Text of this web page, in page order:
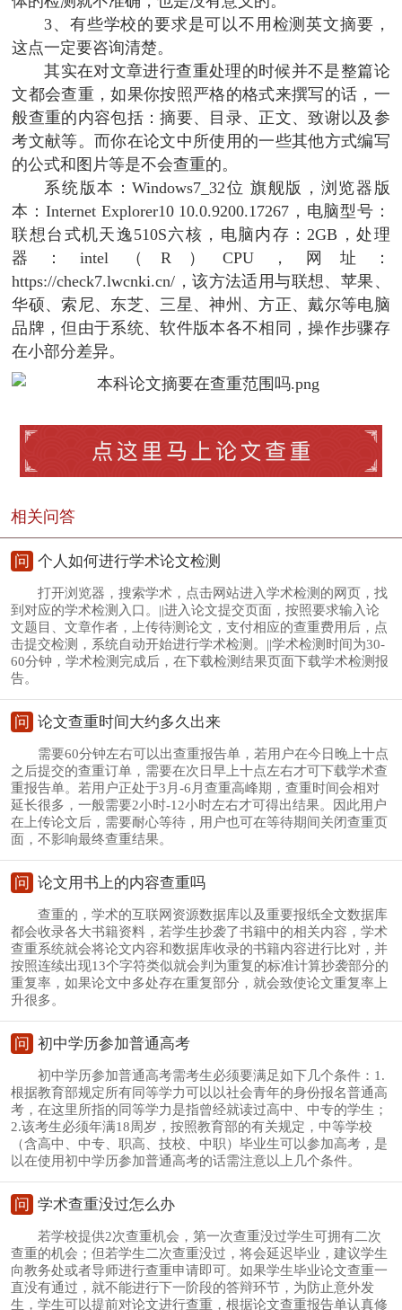
3、有些学校的要求是可以不用检测英文摘要，
这点一定要咨询清楚。
其实在对文章进行查重处理的时候并不是整篇论
文都会查重，如果你按照严格的格式来撰写的话，一
般查重的内容包括：摘要、目录、正文、致谢以及参
考文献等。而你在论文中所使用的一些其他方式编写
的公式和图片等是不会查重的。
系统版本：Windows7_32位 旗舰版，浏览器版
本：Internet Explorer10 10.0.9200.17267，电脑型号：
联想台式机天逸510S六核，电脑内存：2GB，处理
器：intel（R）CPU，网址：
https://check7.lwcnki.cn/，该方法适用与联想、苹果、
华硕、索尼、东芝、三星、神州、方正、戴尔等电脑
品牌，但由于系统、软件版本各不相同，操作步骤存
在小部分差异。
相关问答
问 个人如何进行学术论文检测
打开浏览器，搜索学术，点击网站进入学术检测的网页，找
到对应的学术检测入口。||进入论文提交页面，按照要求输入论
文题目、文章作者，上传待测论文，支付相应的查重费用后，点
击提交检测，系统自动开始进行学术检测。||学术检测时间为30-
60分钟，学术检测完成后，在下载检测结果页面下载学术检测报
告。
问 论文查重时间大约多久出来
需要60分钟左右可以出查重报告单，若用户在今日晚上十点
之后提交的查重订单，需要在次日早上十点左右才可下载学术查
重报告单。若用户正处于3月-6月查重高峰期，查重时间会相对
延长很多，一般需要2小时-12小时左右才可得出结果。因此用户
在上传论文后，需要耐心等待，用户也可在等待期间关闭查重页
面，不影响最终查重结果。
问 论文用书上的内容查重吗
查重的，学术的互联网资源数据库以及重要报纸全文数据库
都会收录各大书籍资料，若学生抄袭了书籍中的相关内容，学术
查重系统就会将论文内容和数据库收录的书籍内容进行比对，并
按照连续出现13个字符类似就会判为重复的标准计算抄袭部分的
重复率，如果论文中多处存在重复部分，就会致使论文重复率上
升很多。
问 初中学历参加普通高考
初中学历参加普通高考需考生必须要满足如下几个条件：1.
根据教育部规定所有同等学力可以以社会青年的身份报名普通高
考，在这里所指的同等学力是指曾经就读过高中、中专的学生；
2.该考生必须年满18周岁，按照教育部的有关规定，中等学校
（含高中、中专、职高、技校、中职）毕业生可以参加高考，是
以在使用初中学历参加普通高考的话需注意以上几个条件。
问 学术查重没过怎么办
若学校提供2次查重机会，第一次查重没过学生可拥有二次
查重的机会；但若学生二次查重没过，将会延迟毕业，建议学生
向教务处或者导师进行查重申请即可。如果学生毕业论文查重一
直没有通过，就不能进行下一阶段的答辩环节，为防止意外发
生，学生可以提前对论文进行查重，根据论文查重报告单认真修